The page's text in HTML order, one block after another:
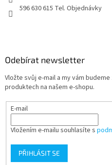
596 630 615 Tel. Objednávky
Odebírat newsletter
Vložte svůj e-mail a my vám
produktech na našem e-shopu.
E-mail
Vložením e-mailu souhlasíte s
PŘIHLÁSIT SE